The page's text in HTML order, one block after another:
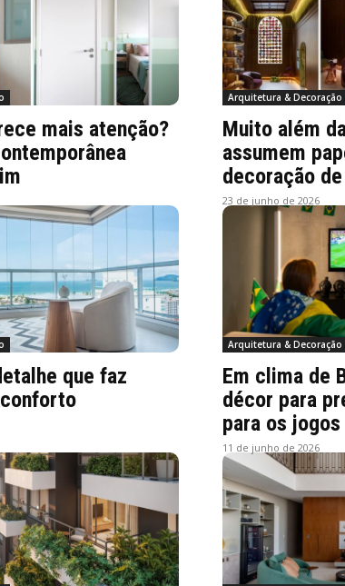
mais atenção?
Arquitetura & Decoração
Muito além
assumem
decoração
23 de junho de 2026
que faz
Arquitetura & Decoração
Em clima de
décor para
para os jogos
11 de junho de 2026